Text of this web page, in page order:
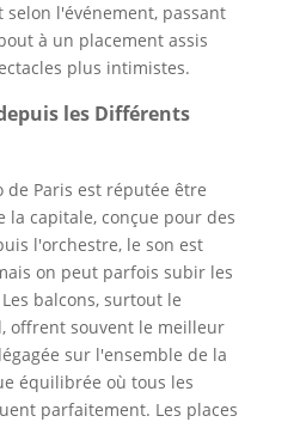
l'événement, passant
à un placement assis
plus intimistes.
les Différents
de Paris est réputée être
la capitale, conçue pour des
l'orchestre, le son est
on peut parfois subir les
balcons, surtout le
offrent souvent le meilleur
sur l'ensemble de la
équilibrée où tous les
parfaitement. Les places